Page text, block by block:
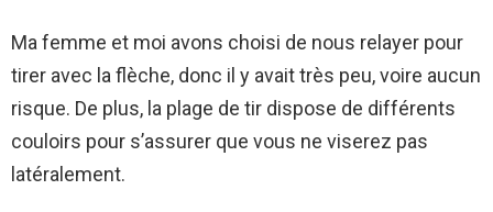
Ma femme et moi avons choisi de nous relayer pour
tirer avec la flèche, donc il y avait très peu, voire aucun
risque. De plus, la plage de tir dispose de différents
couloirs pour s’assurer que vous ne viserez pas
latéralement.